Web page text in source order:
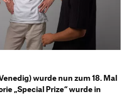
wurde nun zum 18. Mal
„Special Prize“ wurde in